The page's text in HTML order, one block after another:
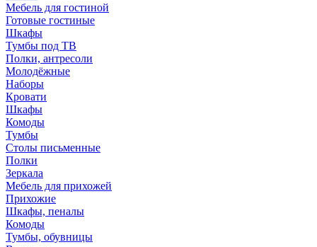
Мебель для гостиной
Готовые гостиные
Шкафы
Тумбы под ТВ
Полки, антресоли
Молодёжные
Наборы
Кровати
Шкафы
Комоды
Тумбы
Столы письменные
Полки
Зеркала
Мебель для прихожей
Прихожие
Шкафы, пеналы
Комоды
Тумбы, обувницы